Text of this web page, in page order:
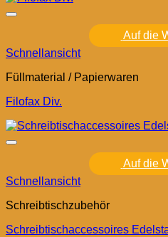
Auf die
Schnellansicht
Füllmaterial / Papierwaren
Filofax Div.
Auf die
Schnellansicht
Schreibtischzubehör
Schreibtischaccessoires